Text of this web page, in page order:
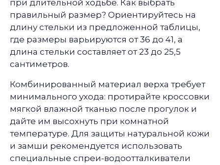
при длительной ходьбе. Как выбрать
правильный размер? Ориентируйтесь на
длину стельки из предложенной таблицы,
где размеры варьируются от 36 до 41, а
длина стельки составляет от 23 до 25,5
сантиметров.
Комбинированный материал верха требует
минимального ухода: протирайте кроссовки
мягкой влажной тканью после прогулок и
дайте им высохнуть при комнатной
температуре. Для защиты натуральной кожи
и замши рекомендуется использовать
специальные спреи-водоотталкиватели